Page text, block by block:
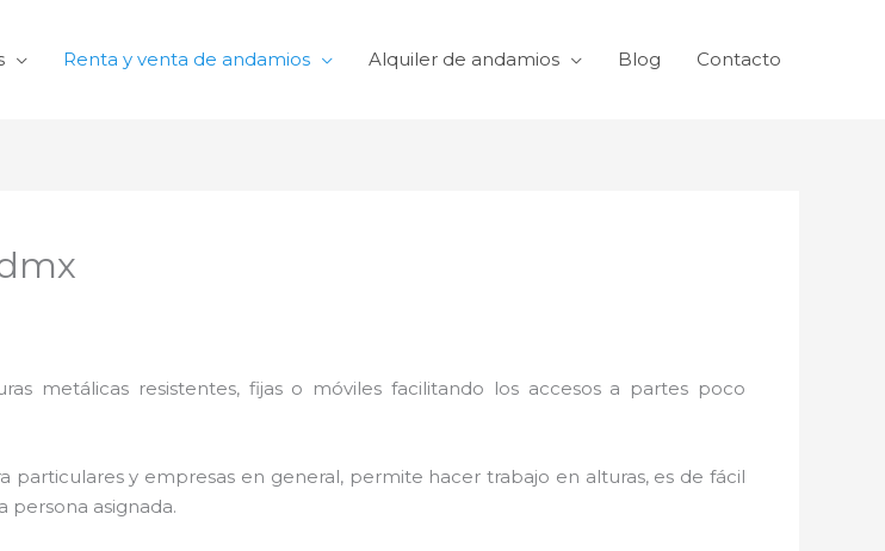
Renta y venta de andamios Alquiler de andamios Blog Contacto
metálicas resistentes, fijas o móviles facilitando los accesos a partes poco
particulares y empresas en general, permite hacer trabajo en alturas, es de fácil
persona asignada.